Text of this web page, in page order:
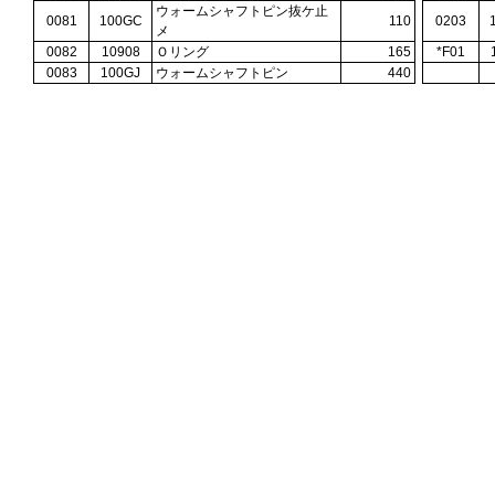
0081
100GC
ウォームシャフトピン抜ケ止
メ
110 0203
0082
10908 Ｏリング 165 *F01
0083
100GJ ウォームシャフトピン 440